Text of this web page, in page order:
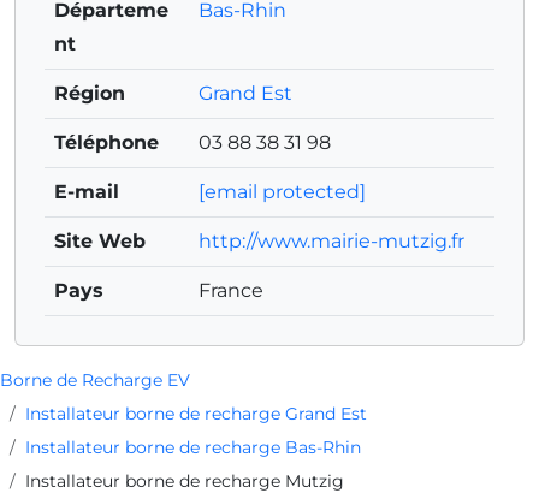
Borne de Recharge EV
Installateur borne de recharge Grand Est
Installateur borne de recharge Bas-Rhin
Installateur borne de recharge Mutzig
Départeme
nt
Bas-Rhin
Région Grand Est
Téléphone 03 88 38 31 98
E-mail [email protected]
Site Web http://www.mairie-mutzig.fr
Pays France